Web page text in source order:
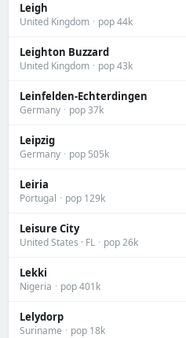
Leigh
United Kingdom · pop 44k
Leighton Buzzard
United Kingdom · pop 43k
Leinfelden-Echterdingen
Germany · pop 37k
Leipzig
Germany · pop 505k
Leiria
Portugal · pop 129k
Leisure City
United States · FL · pop 26k
Lekki
Nigeria · pop 401k
Lelydorp
Suriname · pop 18k